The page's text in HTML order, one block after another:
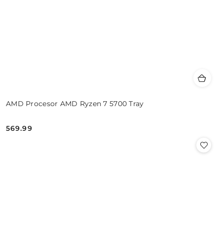
AMD Procesor AMD Ryzen 7 5700 Tray
Cena:
569.99